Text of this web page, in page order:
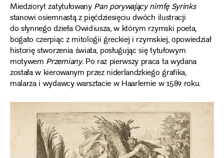
Miedzioryt zatytułowanyPan porywający nimfę Syrinks
stanowi osiemnastą z pięćdziesięciu dwóch ilustracji
do słynnego dzieła Owidiusza, w którym rzymski poeta,
bogato czerpiąc z mitologii greckiej i rzymskiej, opowiedział
historię stworzenia świata, posługując się tytułowym
motywem Przemiany. Po raz pierwszy praca ta wydana
została w kierowanym przez niderlandzkiego grafika,
malarza i wydawcy warsztacie w Haarlemie w 1589 roku.